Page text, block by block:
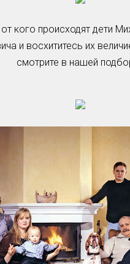
от кого происходят дети
и восхититесь их
смотрите в нашей